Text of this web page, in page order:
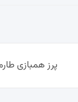
پرز همبازی